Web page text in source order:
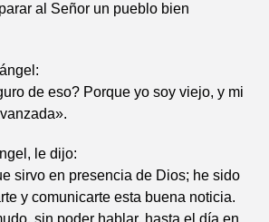
al Señor un pueblo bien
de eso? Porque yo soy viejo, y mi
le dijo:
sirvo en presencia de Dios; he sido
y comunicarte esta buena noticia.